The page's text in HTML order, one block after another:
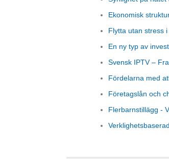
Ekonomisk
Flytta utan stress
En ny typ av
Svensk IPTV –
Fördelarna med
Företagslån och
Flerbarnstillägg -